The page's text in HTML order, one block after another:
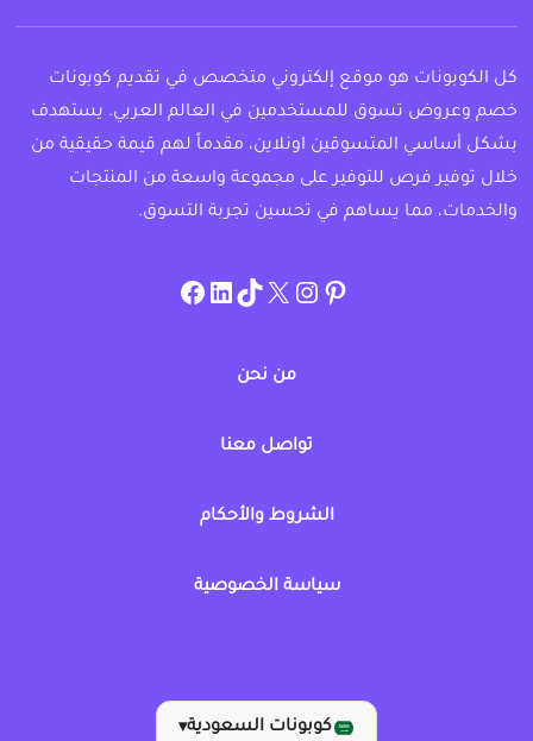
كل الكوبونات هو موقع إلكتروني متخصص في تقديم كوبونات
خصم وعروض تسوق للمستخدمين في العالم العربي. يستهدف
بشكل أساسي المتسوقين اونلاين، مقدماً لهم قيمة حقيقية من
خلال توفير فرص للتوفير على مجموعة واسعة من المنتجات
والخدمات، مما يساهم في تحسين تجربة التسوق.
pinterest
allcouponat
twitter
TikTok
linkedin
facebook
من نحن
تواصل معنا
الشروط والأحكام
سياسة الخصوصية
كوبونات السعودية▾